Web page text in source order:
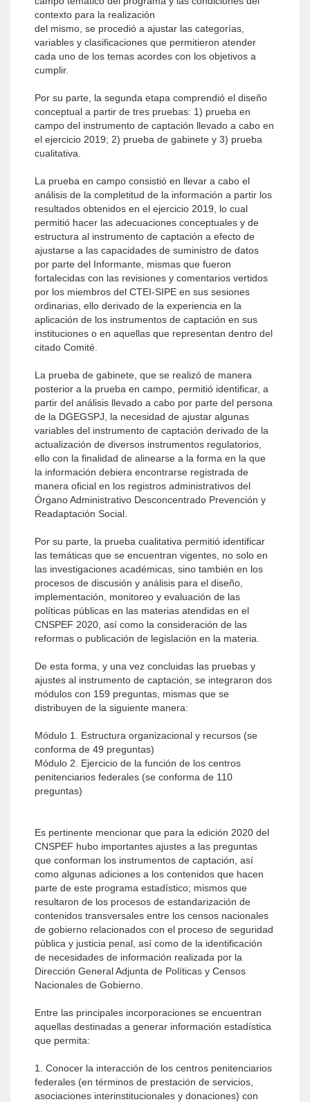
contexto para la realización
del mismo, se procedió a ajustar las categorías,
variables y clasificaciones que permitieron atender
cada uno de los temas acordes con los objetivos a
cumplir.
Por su parte, la segunda etapa comprendió el diseño
conceptual a partir de tres pruebas: 1) prueba en
campo del instrumento de captación llevado a cabo en
el ejercicio 2019; 2) prueba de gabinete y 3) prueba
cualitativa.
La prueba en campo consistió en llevar a cabo el
análisis de la completitud de la información a partir los
resultados obtenidos en el ejercicio 2019, lo cual
permitió hacer las adecuaciones conceptuales y de
estructura al instrumento de captación a efecto de
ajustarse a las capacidades de suministro de datos
por parte del Informante, mismas que fueron
fortalecidas con las revisiones y comentarios vertidos
por los miembros del CTEI-SIPE en sus sesiones
ordinarias, ello derivado de la experiencia en la
aplicación de los instrumentos de captación en sus
instituciones o en aquellas que representan dentro del
citado Comité.
La prueba de gabinete, que se realizó de manera
posterior a la prueba en campo, permitió identificar, a
partir del análisis llevado a cabo por parte del persona
de la DGEGSPJ, la necesidad de ajustar algunas
variables del instrumento de captación derivado de la
actualización de diversos instrumentos regulatorios,
ello con la finalidad de alinearse a la forma en la que
la información debiera encontrarse registrada de
manera oficial en los registros administrativos del
Órgano Administrativo Desconcentrado Prevención y
Readaptación Social.
Por su parte, la prueba cualitativa permitió identificar
las temáticas que se encuentran vigentes, no solo en
las investigaciones académicas, sino también en los
procesos de discusión y análisis para el diseño,
implementación, monitoreo y evaluación de las
políticas públicas en las materias atendidas en el
CNSPEF 2020, así como la consideración de las
reformas o publicación de legislación en la materia.
De esta forma, y una vez concluidas las pruebas y
ajustes al instrumento de captación, se integraron dos
módulos con 159 preguntas, mismas que se
distribuyen de la siguiente manera:
Módulo 1. Estructura organizacional y recursos (se
conforma de 49 preguntas)
Módulo 2. Ejercicio de la función de los centros
penitenciarios federales (se conforma de 110
preguntas)
Es pertinente mencionar que para la edición 2020 del
CNSPEF hubo importantes ajustes a las preguntas
que conforman los instrumentos de captación, así
como algunas adiciones a los contenidos que hacen
parte de este programa estadístico; mismos que
resultaron de los procesos de estandarización de
contenidos transversales entre los censos nacionales
de gobierno relacionados con el proceso de seguridad
pública y justicia penal, así como de la identificación
de necesidades de información realizada por la
Dirección General Adjunta de Políticas y Censos
Nacionales de Gobierno.
Entre las principales incorporaciones se encuentran
aquellas destinadas a generar información estadística
que permita:
1. Conocer la interacción de los centros penitenciarios
federales (en términos de prestación de servicios,
asociaciones interinstitucionales y donaciones) con